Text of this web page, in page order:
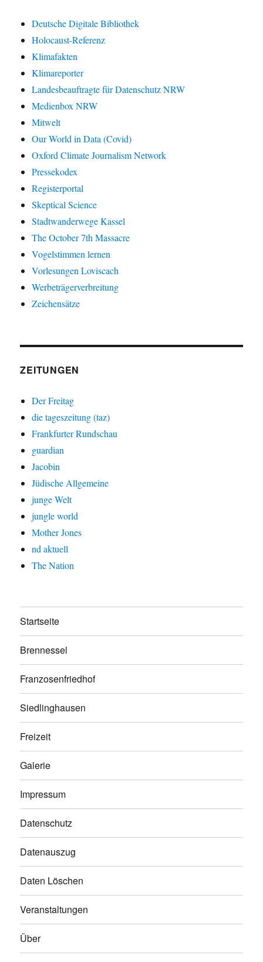
Deutsche Digitale Bibliothek
Holocaust-Referenz
Klimafakten
Klimareporter
Landesbeauftragte für Datenschutz NRW
Medienbox NRW
Mitwelt
Our World in Data (Covid)
Oxford Climate Journalism Network
Pressekodex
Registerportal
Skeptical Science
Stadtwanderwege Kassel
The October 7th Massacre
Vogelstimmen lernen
Vorlesungen Loviscach
Werbeträgerverbreitung
Zeichensätze
ZEITUNGEN
Der Freitag
die tageszeitung (taz)
Frankfurter Rundschau
guardian
Jacobin
Jüdische Allgemeine
junge Welt
jungle world
Mother Jones
nd aktuell
The Nation
Startseite
Brennessel
Franzosenfriedhof
Siedlinghausen
Freizeit
Galerie
Impressum
Datenschutz
Datenauszug
Daten Löschen
Veranstaltungen
Über